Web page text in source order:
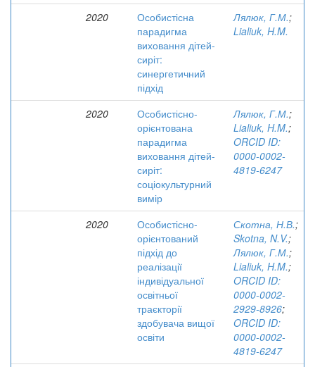
2020
Особистісна
парадигма
виховання дітей-
сиріт:
синергетичний
підхід
Лялюк, Г.М.;
Lialiuk, H.M.
2020
Особистісно-
орієнтована
парадигма
виховання дітей-
сиріт:
соціокультурний
вимір
Лялюк, Г.М.;
Lialiuk, H.M.;
ORCID ID:
0000-0002-
4819-6247
2020
Особистісно-
орієнтований
підхід до
реалізації
індивідуальної
освітньої
траєкторії
здобувача вищої
освіти
Скотна, Н.В.;
Skotna, N.V.;
Лялюк, Г.М.;
Lialiuk, H.M.;
ORCID ID:
0000-0002-
2929-8926;
ORCID ID:
0000-0002-
4819-6247